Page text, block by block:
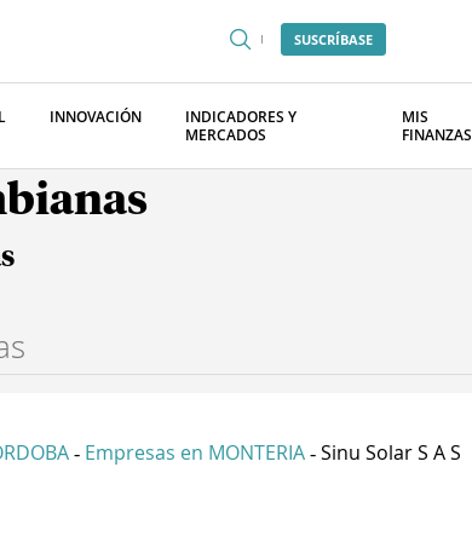
SUSCRÍBASE
INNOVACIÓN
INDICADORES Y
MERCADOS
MIS
FINANZAS
- Empresas en MONTERIA - Sinu Solar S A S